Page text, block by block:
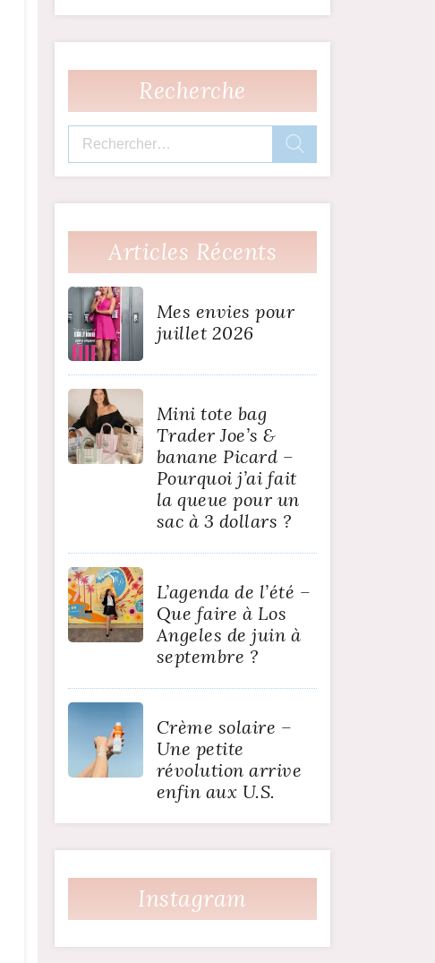
Recherche
Rechercher :
Articles Récents
Mes envies pour
juillet 2026
Mini tote bag
Trader Joe’s &
banane Picard –
Pourquoi j’ai fait
la queue pour un
sac à 3 dollars ?
L’agenda de l’été –
Que faire à Los
Angeles de juin à
septembre ?
Crème solaire –
Une petite
révolution arrive
enfin aux U.S.
Instagram